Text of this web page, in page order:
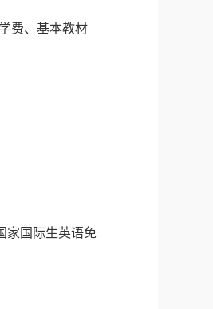
费、基本教材
家国际生英语免